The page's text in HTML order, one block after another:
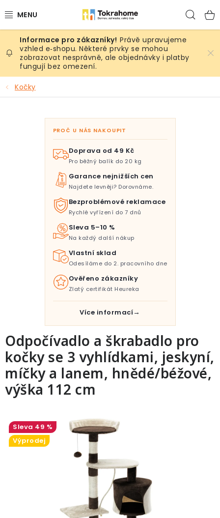
na
Výrobky
Místnosti
Venkovní prostory
Sezóna & Volný čas
Právě upravujeme
vzhled e‑shopu. Některé prvky se mohou
zobrazovat nesprávně, ale objednávky i platby
fungují bez omezení.
Kočky
Odpočívadlo a škrabadlo pro
kočky se 3 vyhlídkami, jeskyní,
míčky a lanem, hnědé/béžové,
výška 112 cm
49 %
Výprodej
PROČ U NÁS NAKOUPIT
Doprava od 49 Kč
Pro běžný balík do 20 kg
Garance nejnižších cen
Najdete levněji? Dorovnáme.
Bezproblémové reklamace
Rychlé vyřízení do 7 dnů
Sleva 5–10 %
Na každý další nákup
Vlastní sklad
Odesíláme do 2. pracovního dne
Ověřeno zákazníky
Zlatý certifikát Heureka
Více informací